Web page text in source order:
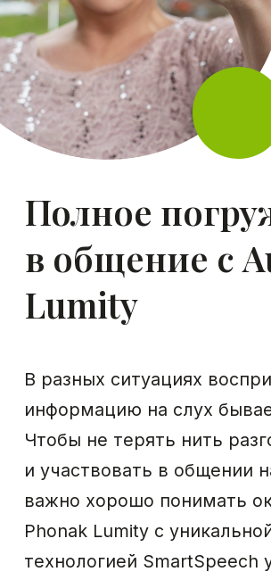
Ведите разговор
уверенно с Naída
Lumity
Naída Lumity — наше самое мощное
решение в текущем портфолио.
Достаточно прочное и надежное,
чтобы вы могли, использовать все